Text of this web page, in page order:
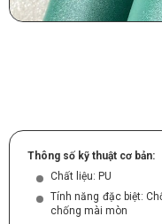
Thông số kỹ thuật cơ bản:
Chất liệu: PU
Tính năng đặc biệt:
chống mài mòn